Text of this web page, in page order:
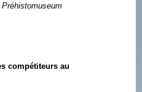
Préhistomuseum
compétiteurs au